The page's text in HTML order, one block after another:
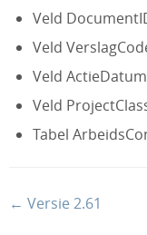
Veld
Veld
Veld
Veld
Tabel
Doc
← Versie 2.61